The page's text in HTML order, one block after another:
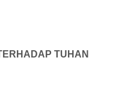
TUHAN